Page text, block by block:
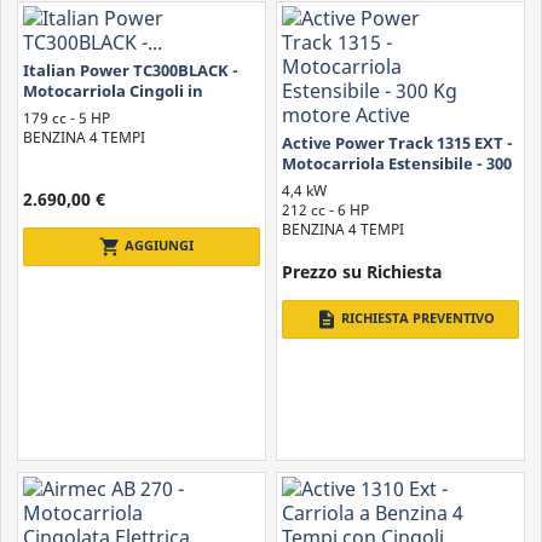
Italian Power TC300BLACK -
Motocarriola Cingoli in
Gomma
179 cc - 5 HP
BENZINA 4 TEMPI
2.690,00 €
shopping_cart AGGIUNGI
Active Power Track 1315 EXT -
Motocarriola Estensibile - 300
Kg motore Active
4,4 kW
212 cc - 6 HP
BENZINA 4 TEMPI
Prezzo su Richiesta
description RICHIESTA PREVENTIVO